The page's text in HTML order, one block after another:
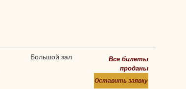
Большой зал
Все билеты
проданы
Оставить заявку